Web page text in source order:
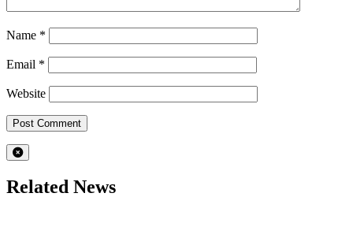
Name *
Email *
Website
Related News